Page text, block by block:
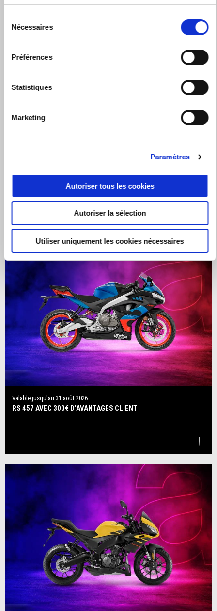
Nécessaires
Préférences
Statistiques
Marketing
Paramètres
Autoriser tous les cookies
Autoriser la sélection
Utiliser uniquement les cookies nécessaires
JUSQU'À 1500€ DE REMISE SUR LA GAMME TUONO V4
Valable jusqu'au 31 août 2026
RS 457 AVEC 300€ D'AVANTAGES CLIENT